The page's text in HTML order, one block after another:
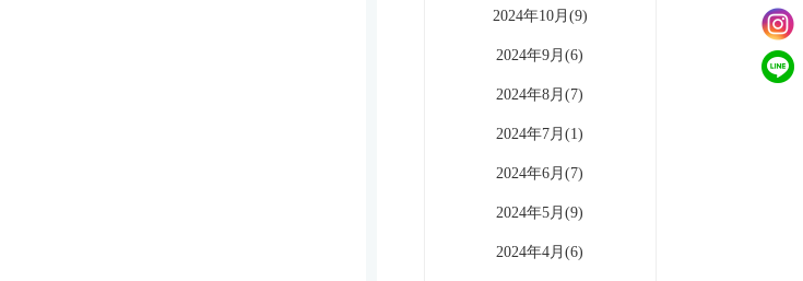
2024年10月(9)
2024年9月(6)
2024年8月(7)
2024年7月(1)
2024年6月(7)
2024年5月(9)
2024年4月(6)